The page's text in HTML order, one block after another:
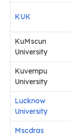
KUK
KuMscun
University
Kuvempu
University
Lucknow
University
Mscdras